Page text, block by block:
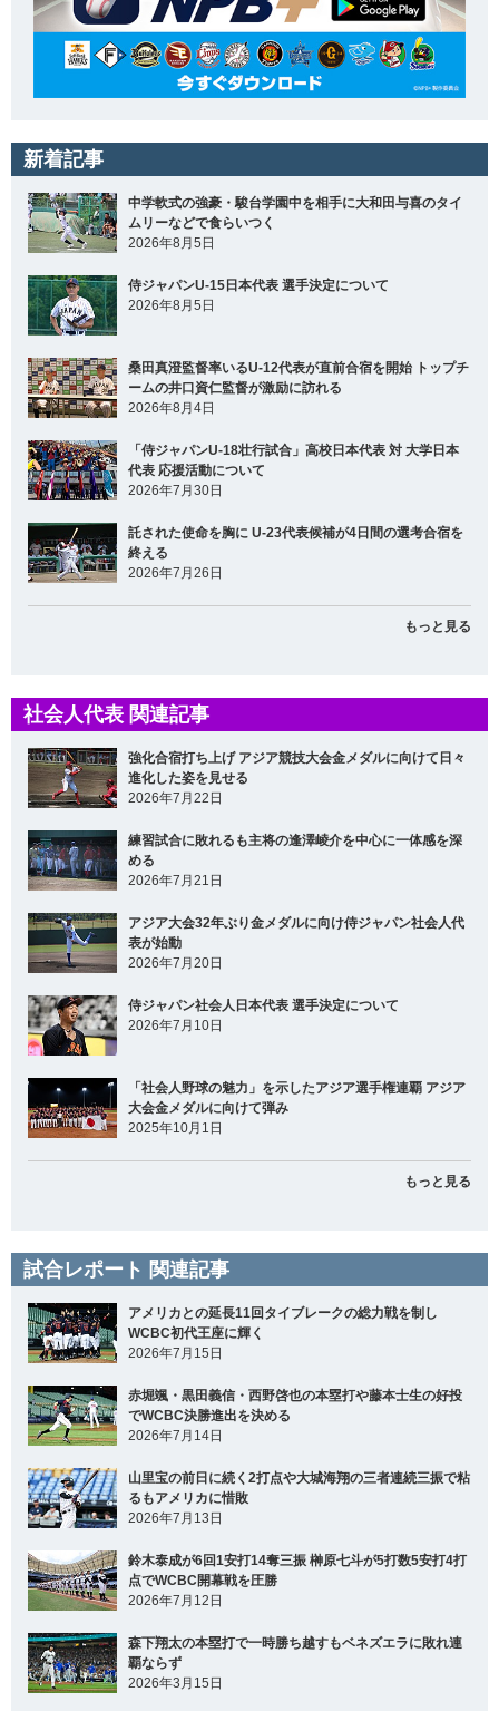
新着記事
中学軟式の強豪・駿台学園中を相手に大和田与喜のタイ
ムリーなどで食らいつく
2026年8月5日
侍ジャパンU-15日本代表 選手決定について
2026年8月5日
桑田真澄監督率いるU-12代表が直前合宿を開始 トップチ
ームの井口資仁監督が激励に訪れる
2026年8月4日
「侍ジャパンU-18壮行試合」高校日本代表 対 大学日本
代表 応援活動について
2026年7月30日
託された使命を胸に U-23代表候補が4日間の選考合宿を
終える
2026年7月26日
もっと見る
社会人代表 関連記事
強化合宿打ち上げ アジア競技大会金メダルに向けて日々
進化した姿を見せる
2026年7月22日
練習試合に敗れるも主将の逢澤崚介を中心に一体感を深
める
2026年7月21日
アジア大会32年ぶり金メダルに向け侍ジャパン社会人代
表が始動
2026年7月20日
侍ジャパン社会人日本代表 選手決定について
2026年7月10日
「社会人野球の魅力」を示したアジア選手権連覇 アジア
大会金メダルに向けて弾み
2025年10月1日
もっと見る
試合レポート 関連記事
アメリカとの延長11回タイブレークの総力戦を制し
WCBC初代王座に輝く
2026年7月15日
赤堀颯・黒田義信・西野啓也の本塁打や藤本士生の好投
でWCBC決勝進出を決める
2026年7月14日
山里宝の前日に続く2打点や大城海翔の三者連続三振で粘
るもアメリカに惜敗
2026年7月13日
鈴木泰成が6回1安打14奪三振 榊原七斗が5打数5安打4打
点でWCBC開幕戦を圧勝
2026年7月12日
森下翔太の本塁打で一時勝ち越すもベネズエラに敗れ連
覇ならず
2026年3月15日